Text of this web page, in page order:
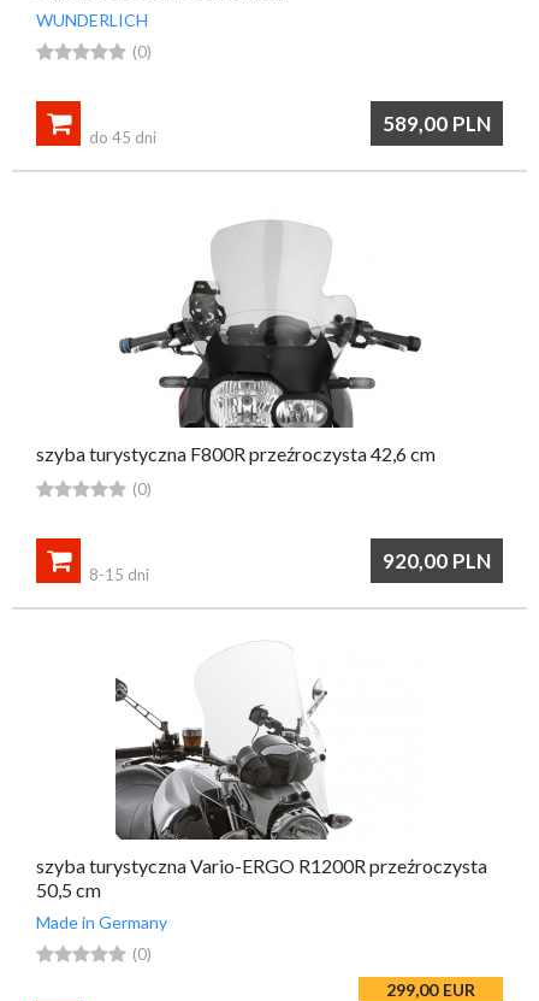
WUNDERLICH
 (0)
589,00 PLN

do 45 dni
szyba turystyczna F800R przeźroczysta 42,6 cm
 (0)
920,00 PLN

8-15 dni
szyba turystyczna Vario-ERGO R1200R przeźroczysta
50,5 cm
Made in Germany
 (0)
299,00 EUR